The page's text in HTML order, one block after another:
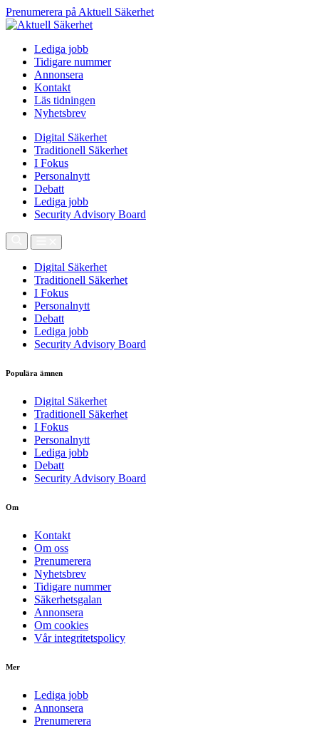
Prenumerera på Aktuell Säkerhet
Lediga jobb
Tidigare nummer
Annonsera
Kontakt
Läs tidningen
Nyhetsbrev
Digital Säkerhet
Traditionell Säkerhet
I Fokus
Personalnytt
Debatt
Lediga jobb
Security Advisory Board
Digital Säkerhet
Traditionell Säkerhet
I Fokus
Personalnytt
Debatt
Lediga jobb
Security Advisory Board
Populära ämnen
Digital Säkerhet
Traditionell Säkerhet
I Fokus
Personalnytt
Lediga jobb
Debatt
Security Advisory Board
Om
Kontakt
Om oss
Prenumerera
Nyhetsbrev
Tidigare nummer
Säkerhetsgalan
Annonsera
Om cookies
Vår integritetspolicy
Mer
Lediga jobb
Annonsera
Prenumerera